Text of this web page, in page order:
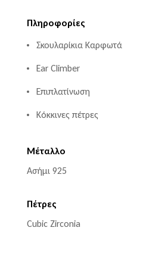
Πληροφορίες
Σκουλαρίκια Καρφωτά
Ear Climber
Επιπλατίνωση
Κόκκινες πέτρες
Μέταλλο
Ασήμι 925
Πέτρες
Cubic Zirconia